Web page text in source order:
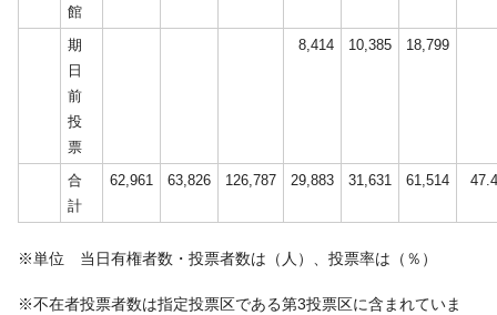
館
期
日
前
投
票
8,414 10,385 18,799
合
計
62,961 63,826 126,787 29,883 31,631 61,514
※単位 当日有権者数・投票者数は（人）、投票率は（％）
※不在者投票者数は指定投票区である第3投票区に含まれていま